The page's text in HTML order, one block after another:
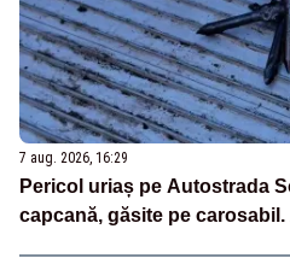
7 aug. 2026, 16:29
Pericol uriaș pe Autostrada
capcană, găsite pe